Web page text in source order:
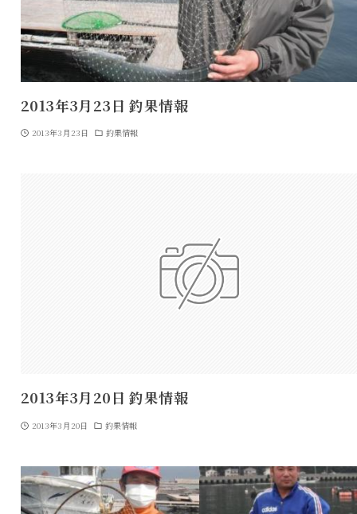
2013年3月23日 釣果情報
2013年3月23日 釣果情報
2013年3月20日 釣果情報
2013年3月20日 釣果情報